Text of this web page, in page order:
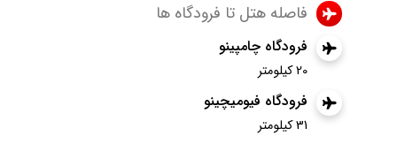
فاصله هتل تا فرودگاه ها
فرودگاه چامپینو
20 کیلومتر
فرودگاه فیومیچینو
31 کیلومتر